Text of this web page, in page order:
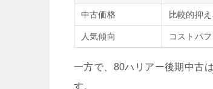
中古価格 比較的抑
人気傾向 コストパ
一方で、80ハリアー後期中古
す。